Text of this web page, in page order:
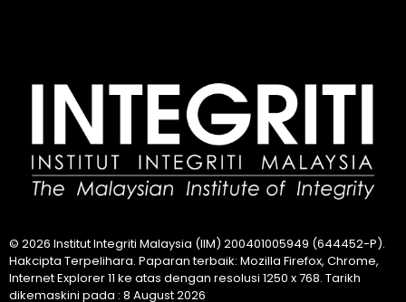
© 2026 Institut Integriti Malaysia (IIM) 200401005949 (644452-P).
Hakcipta Terpelihara. Paparan terbaik: Mozilla Firefox, Chrome,
Internet Explorer 11 ke atas dengan resolusi 1250 x 768. Tarikh
dikemaskini pada : 8 August 2026